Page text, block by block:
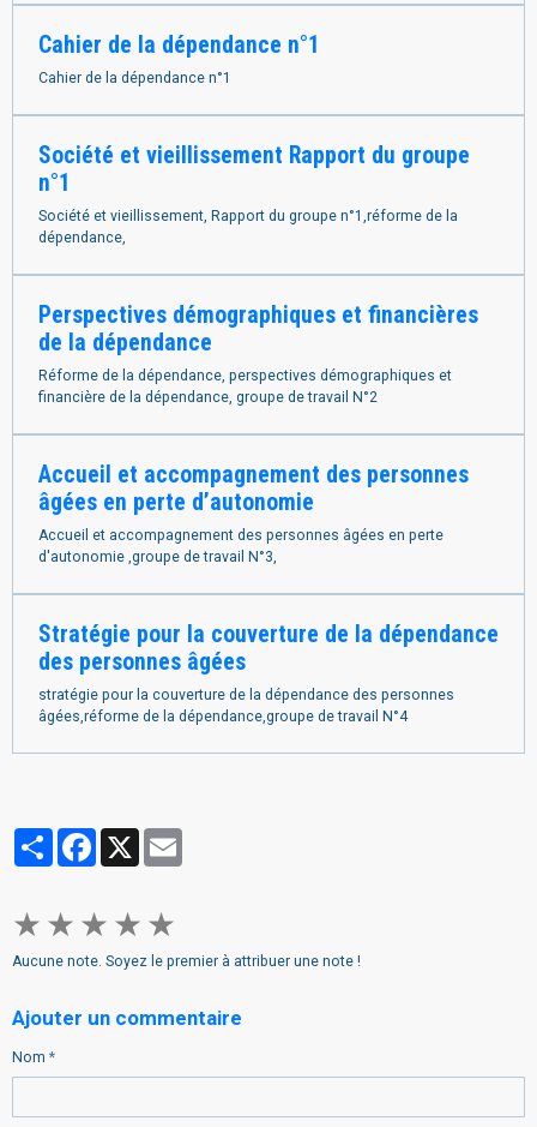
Cahier de la dépendance n°1
Cahier de la dépendance n°1
Société et vieillissement Rapport du groupe
n°1
Société et vieillissement, Rapport du groupe n°1,réforme de la
dépendance,
Perspectives démographiques et financières
de la dépendance
Réforme de la dépendance, perspectives démographiques et
financière de la dépendance, groupe de travail N°2
Accueil et accompagnement des personnes
âgées en perte d’autonomie
Accueil et accompagnement des personnes âgées en perte
d'autonomie ,groupe de travail N°3,
Stratégie pour la couverture de la dépendance
des personnes âgées
stratégie pour la couverture de la dépendance des personnes
âgées,réforme de la dépendance,groupe de travail N°4
PartagerFacebook
★ ★ ★ ★ ★
Aucune note. Soyez le premier à attribuer une note !
Ajouter un commentaire
Nom